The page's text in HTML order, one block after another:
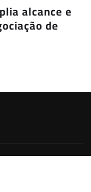
alcance e
de